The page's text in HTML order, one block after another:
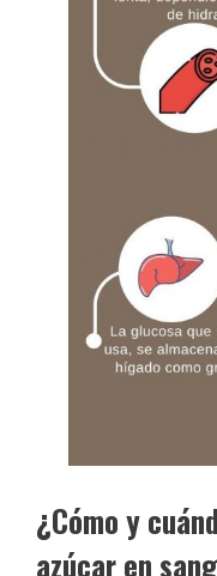
¿Cómo y
azúcar en